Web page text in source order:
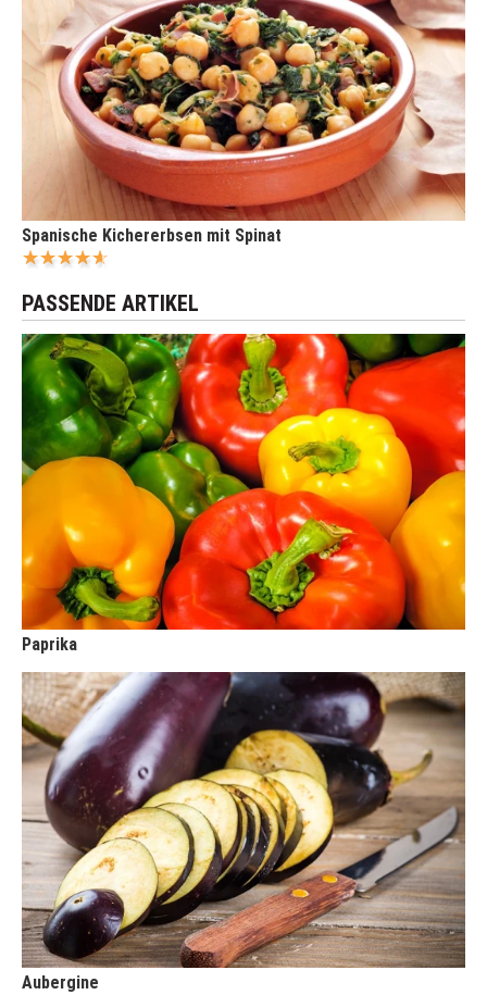
Spanische Kichererbsen mit Spinat
PASSENDE ARTIKEL
Paprika
Aubergine